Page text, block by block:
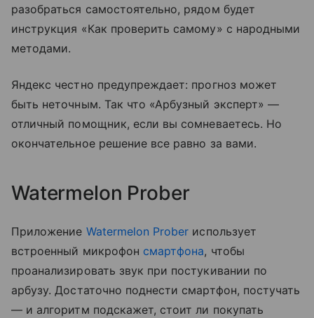
разобраться самостоятельно, рядом будет
инструкция «Как проверить самому» с народными
методами.
Яндекс честно предупреждает: прогноз может
быть неточным. Так что «Арбузный эксперт» —
отличный помощник, если вы сомневаетесь. Но
окончательное решение все равно за вами.
Watermelon Prober
Приложение Watermelon Prober использует
встроенный микрофон смартфона, чтобы
проанализировать звук при постукивании по
арбузу. Достаточно поднести смартфон, постучать
— и алгоритм подскажет, стоит ли покупать